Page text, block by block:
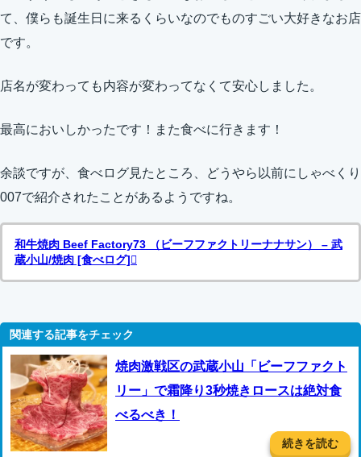
て、僕らも誕生日に来るくらいなのでものすごい大好きなお店
です。
店名が変わっても内容が変わってなくて安心しました。
最高においしかったです！また食べに行きます！
余談ですが、食べログ見たところ、どうやら以前にしゃべくり
007で紹介されたことがあるようですね。
和牛焼肉 Beef Factory73 （ビーフファクトリーナナサン） – 武
蔵小山/焼肉 [食べログ]
焼肉激戦区の武蔵小山「ビーフファクト
リー」で霜降り3秒焼きロースは絶対食
べるべき！
続きを読む